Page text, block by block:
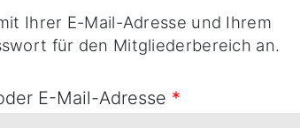
Ihrer E-Mail-Adresse und Ihrem
für den Mitgliederbereich an.
E-Mail-Adresse *